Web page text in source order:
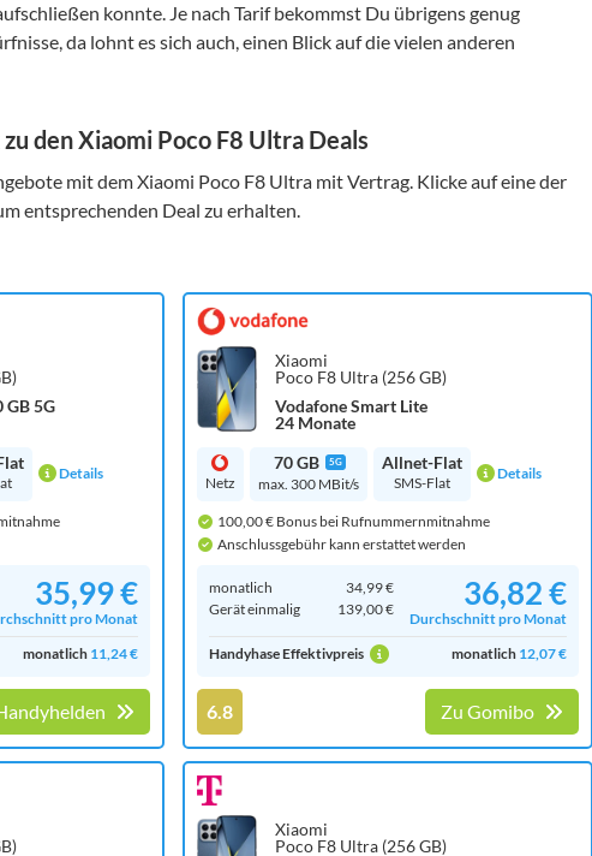
konnte. Je nach Tarif bekommst Du übrigens genug
da lohnt es sich auch, einen Blick auf die vielen anderen
den Xiaomi Poco F8 Ultra Deals
mit dem Xiaomi Poco F8 Ultra mit Vertrag. Klicke auf eine der
entsprechenden Deal zu erhalten.
5G
Details
35,99 €
pro Monat
monatlich 11,24 €
Xiaomi
Poco F8 Ultra (256 GB)
Vodafone Smart Lite
24 Monate
Netz
70 GB 5G
max. 300 MBit/s
Allnet-Flat
SMS-Flat Details
100,00 € Bonus bei Rufnummernmitnahme
Anschlussgebühr kann erstattet werden
monatlich
34,99 €
Gerät einmalig
139,00 € 36,82 €
Durchschnitt pro Monat
Handyhase Effektivpreis
monatlich 12,07 €
6.8 Zu Gomibo
Xiaomi
Poco F8 Ultra (256 GB)